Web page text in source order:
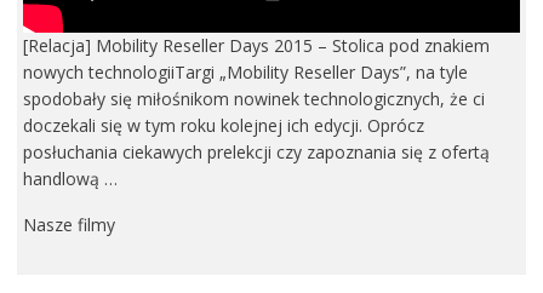
[Relacja] Mobility Reseller Days 2015 – Stolica pod znakiem
nowych technologiiTargi „Mobility Reseller Days”, na tyle
spodobały się miłośnikom nowinek technologicznych, że ci
doczekali się w tym roku kolejnej ich edycji. Oprócz
posłuchania ciekawych prelekcji czy zapoznania się z ofertą
handlową …
Nasze filmy